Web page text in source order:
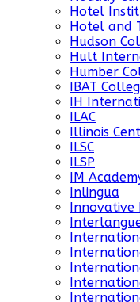
Hotel
Hotel and
Hudson
Hult
Humber
IBAT
IH
ILAC
Illinois
ILSC
ILSP
IM
Inlingua